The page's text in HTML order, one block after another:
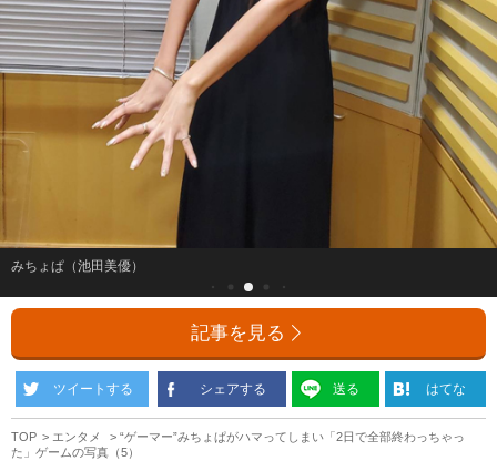
みちょぱ（池田美優）
記事を見る
ツイートする シェアする 送る はてな
TOP エンタメ
“ゲーマー”みちょぱがハマってしまい「2日で全部終わっちゃっ
た」ゲームの写真（5）